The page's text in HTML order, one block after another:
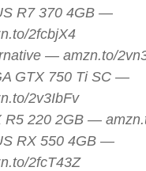
R7 370 4GB —
2fcbjX4
— amzn.to/
GTX 750 Ti SC —
2v3IbFv
R5 220 2GB —
RX 550 4GB —
2fcT43Z